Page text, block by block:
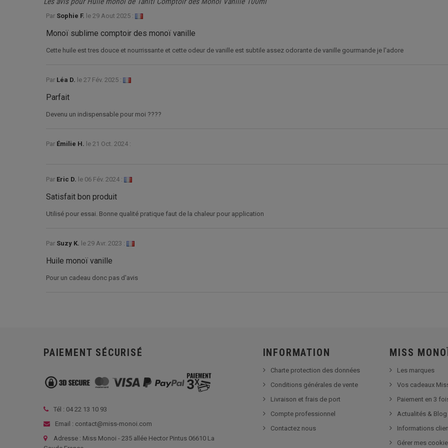
Par Sophie F. le 29 Aout 2025 :
Monoï sublime comptoir des monoï vanille
Cette huile est tres douce et nourrissante et cette odeur de vanille est subtile assez odorante de vanille gourmande je l'adore
Par Léa D. le 27 Fév. 2025 :
Parfait
Devenu un indispensable pour moi ????
Par Émilie H. le 21 Oct. 2024 :
Par Eric D. le 06 Fév. 2024 :
Satisfait bon produit
Utilisé pour essai. Bonne qualité pratique faut de la chaleur pour application
Par Suzy K. le 29 Avr. 2023 :
Huile monoï vanille
Pour un cadeau donc pas d'avis
PAIEMENT SÉCURISÉ
Tél : 04 22 13 10 93
Email : contact@miss-monoi.com
Adresse : Miss Monoi - 235 allée Hector Pintus 06610 La
INFORMATION
Charte protection des données
Conditions générales de vente
Livraison et frais de port
Compte professionnel
Contactez nous
MISS
Les marques
Vos cadeaux
Paiement en 3
Actualités & Blog
Informations
Gérer mes